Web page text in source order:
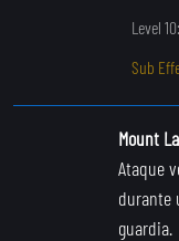
Level
Sub
Mount
Ataque
durante
guardia.